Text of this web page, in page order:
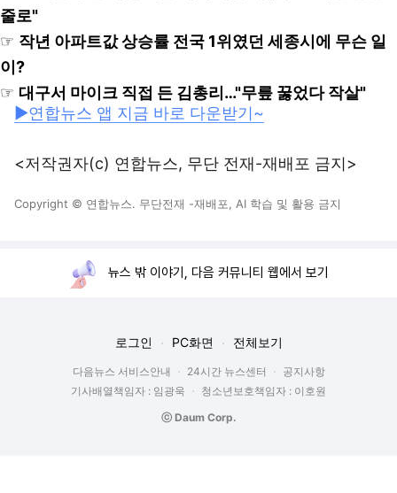
줄로"
☞ 작년 아파트값 상승률 전국 1위였던 세종시에 무슨 일
이?
☞ 대구서 마이크 직접 든 김총리…"무릎 꿇었다 작살"
▶연합뉴스 앱 지금 바로 다운받기~
<저작권자(c) 연합뉴스, 무단 전재-재배포 금지>
Copyright © 연합뉴스. 무단전재 -재배포, AI 학습 및 활용 금지
뉴스 밖 이야기, 다음 커뮤니티 웹에서 보기
로그인 PC화면 전체보기
다음뉴스 서비스안내 24시간 뉴스센터
공지사항
기사배열책임자 : 임광욱
청소년보호책임자 : 이호원
ⓒ Daum Corp.